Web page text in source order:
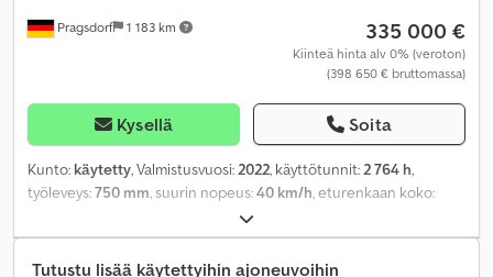
Pragsdorf 1 183 km 335 000 €
Kiinteä hinta alv 0% (veroton)
(398 650 € bruttomassa)
Kysellä Soita
Kunto: käytetty, Valmistusvuosi:2022, käyttötunnit:2 764 h,
työleveys:750 mm, suurin nopeus:40 km/h, eturenkaan koko:
, takarenkaan koko:
kW (649,90 hv), renkaan koko:600/65R28, renkaiden kunto:90
prosentti
, Varusteet:ajoneuvotietokone, hytti, ilmastointi,
Tutustu lisää käytettyihin ajoneuvoihin